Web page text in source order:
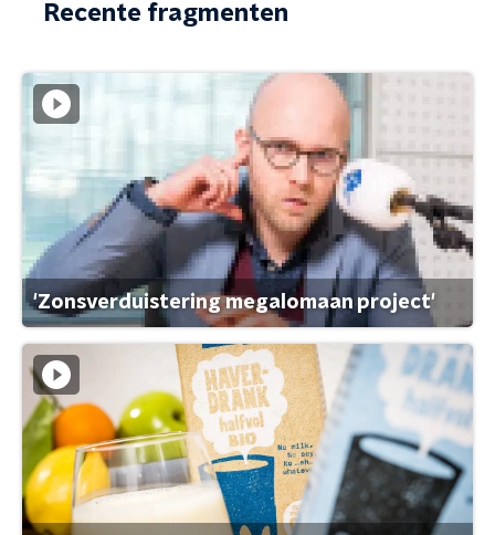
Recente fragmenten
'Zonsverduistering megalomaan project'